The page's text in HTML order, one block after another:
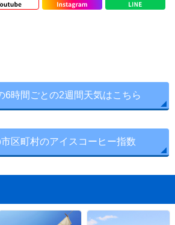
6時間ごとの2週間天気はこちら
区町村のアイスコーヒー指数